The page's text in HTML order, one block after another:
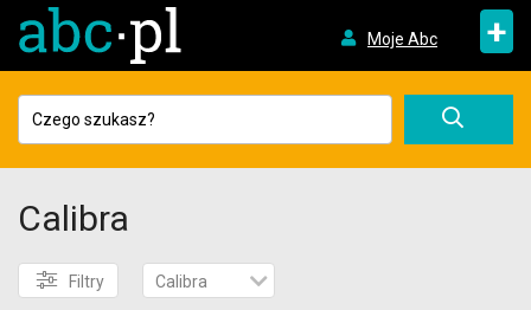
Moje Abc +
Calibra
Filtry Calibra